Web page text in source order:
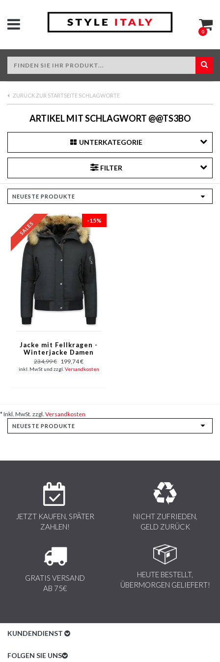
0
ZURÜCK ZUR STARTSEITE SCHLAGWORTE
ARTIKEL MIT SCHLAGWORT @@TS3BO
UNTERKATEGORIE
FILTER
-15%
Jacke mit Fellkragen -
Winterjacke Damen
Kurz - Schwarz
234,99 € 199,74 €
inkl. MwSt und zzgl. Versandkosten
* Inkl. MwSt. zzgl. Versandkosten
JETZT KAUFEN, SPÄTER
ZAHLEN!
NICHT ZUFRIEDEN,
GELD ZURÜCK
GRATIS VERSAND
AB 75€
HEUTE BESTELLT,
ÜBERMORGEN GELIEFERT!
KUNDENDIENST
Kundenservice
FOLGEN SIE UNS